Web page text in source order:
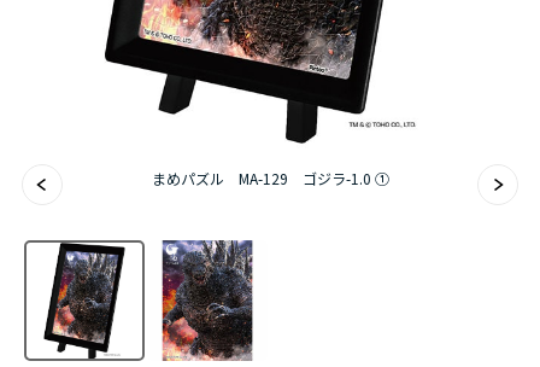
まめパズル MA-129 ゴジラ-1.0 ①